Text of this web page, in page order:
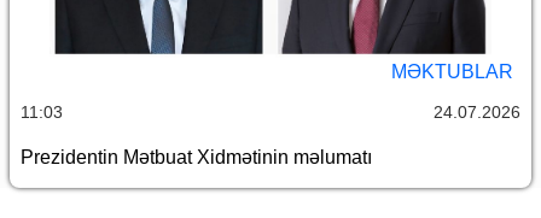
MƏKTUBLAR
11:03 24.07.2026
Prezidentin Mətbuat Xidmətinin məlumatı